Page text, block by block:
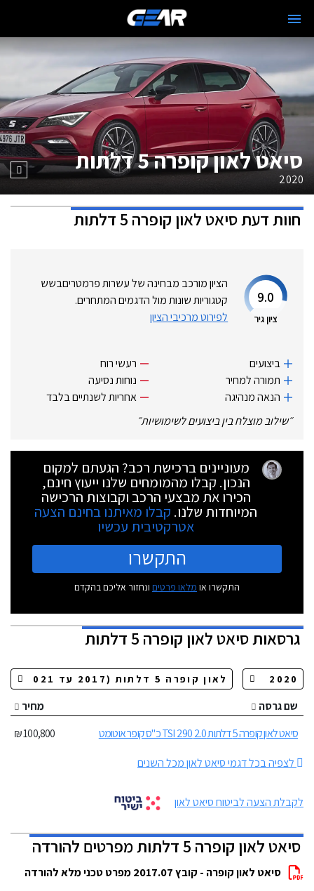
סיאט לאון קופרה 5 דלתות
2020
חוות דעתסיאט לאון קופרה 5 דלתות
9.0
ציון גיר
הציון מורכב מבחינה של עשרות פרמטריםבשש
קטגוריות שונות מול הדגמים המתחרים.
לפירוט מרכיבי הציון
ביצועים
תמורה למחיר
הנאה מנהיגה
רעשי רוח
נוחות נסיעה
אחריות לשנתיים בלבד
״שילוב מוצלח בין ביצועים לשימושיות״
מעוניינים ברכישת רכב? הגעתם למקום
הנכון. קבלו מהמומחים שלנו ייעוץ חינם,
הכירו את מבצעי הרכב וקבוצות הרכישה
המיוחדות שלנו. קבלו מאיתנו בחינם הצעה
אטרקטיבית עכשיו
התקשרו
התקשרו או מלאו פרטים ונחזור אליכם בהקדם
גרסאותסיאט לאון קופרה 5 דלתות
שם גרסה
מחיר
סיאט לאון קופרה 5 דלתות 2.0 TSI 290 כ"ס קופר אוטומט
100,800 ₪
לצפיה בכל דגמי סיאט לאון מכל השנים
לקבלת הצעה לביטוח סיאט לאון
סיאט לאון קופרה 5 דלתות מפרטים להורדה
סיאט לאון קופרה - קובץ 2017.07 מפרט טכני מלא להורדה